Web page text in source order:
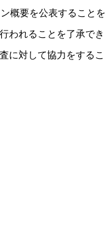
要を公表することを
れることを了承でき
対して協力をするこ